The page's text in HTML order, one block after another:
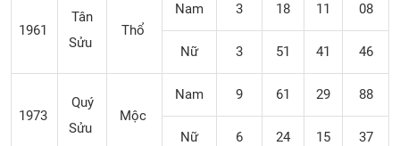
1961
Tân
Sửu
Thổ
Nam 3 18 11 08
Nữ 3 51 41 46
1973
Quý
Sửu
Mộc
Nam 9 61 29 88
Nữ 6 24 15 37